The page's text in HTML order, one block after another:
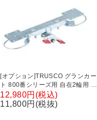
[オプション]TRUSCO グランカー
ト 800番シリーズ用 自在2輪用 リ
ング式ストッパー TP-800JRS
12,980円(税込)
11,800円(税抜)